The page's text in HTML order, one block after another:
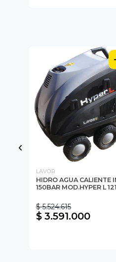
LAVOR
HIDRO AGUA CALIENTE
150BAR MOD.HYPER L
$ 5.524.615
$ 3.591.000